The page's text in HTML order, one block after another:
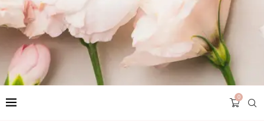
0